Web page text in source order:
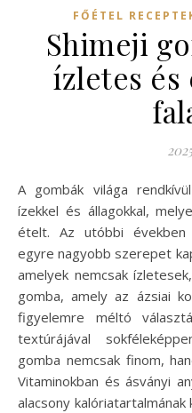
FŐÉTEL
Shimeji
ízletes és
A gombák világa rendkívül gazdag és változatos, tele
ízekkel és állagokkal,
ételt. Az utóbbi években
egyre nagyobb szerepet
amelyek nemcsak
gomba, amely az ázsiai
figyelemre méltó
textúrájával
gomba nemcsak finom,
Vitaminokban és ásványi
alacsony